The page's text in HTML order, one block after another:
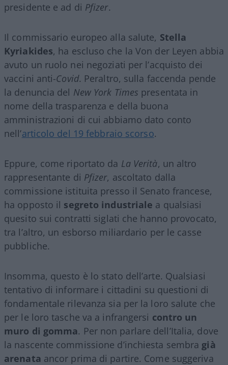
presidente e ad di Pfizer.
Il commissario europeo alla salute, Stella
Kyriakides, ha escluso che la Von der Leyen abbia
avuto un ruolo nei negoziati per l’acquisto dei
vaccini anti-Covid. Peraltro, sulla faccenda pende
la denuncia del New York Times presentata in
nome della trasparenza e della buona
amministrazioni di cui abbiamo dato conto
nell’articolo del 19 febbraio scorso.
Eppure, come riportato da La Verità, un altro
rappresentante di Pfizer, ascoltato dalla
commissione istituita presso il Senato francese,
ha opposto il segreto industriale a qualsiasi
quesito sui contratti siglati che hanno provocato,
tra l’altro, un esborso miliardario per le casse
pubbliche.
Insomma, questo è lo stato dell’arte. Qualsiasi
tentativo di informare i cittadini su questioni di
fondamentale rilevanza sia per la loro salute che
per le loro tasche va a infrangersi contro un
muro di gomma. Per non parlare dell’Italia, dove
la nascente commissione d’inchiesta sembra già
arenata ancor prima di partire. Come suggeriva